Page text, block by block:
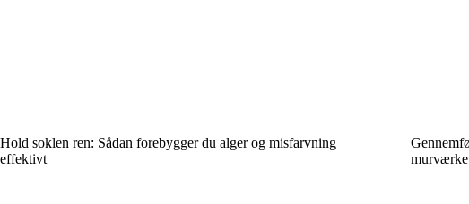
Hold soklen ren: Sådan forebygger du alger og misfarvning
effektivt